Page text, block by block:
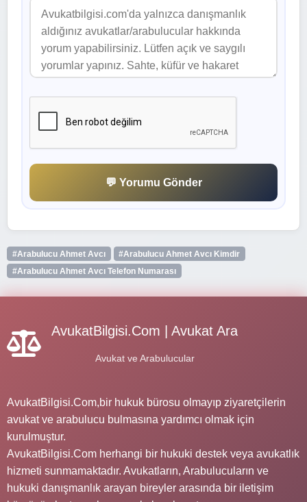
💬 Yorumu Gönder
#Arabulucu Ahmet Avcı
#Arabulucu Ahmet Avcı Kimdir
#Arabulucu Ahmet Avcı Telefon Numarası
AvukatBilgisi.Com | Avukat Ara
Avukat ve Arabulucular
AvukatBilgisi.Com,bir hukuk bürosu olmayıp ziyaretçilerin
avukat ve arabulucu bulmasına yardımcı olmak için
kurulmuştur.
AvukatBilgisi.Com herhangi bir hukuki destek veya avukatlık
hizmeti sunmamaktadır. Avukatların, Arabulucuların ve
hukuki danışmanlık arayan bireyler arasında bir iletişim